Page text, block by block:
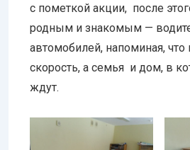
с пометкой акции, после
родным и знакомым —
автомобилей, напоминая, что
скорость, а семья и дом, в
ждут.